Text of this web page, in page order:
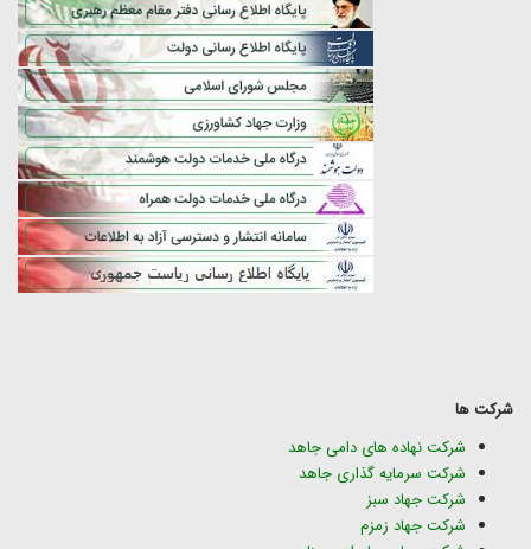
شرکت ها
شرکت نهاده های دامی جاهد
شرکت سرمایه گذاری جاهد
شرکت جهاد سبز
شرکت جهاد زمزم